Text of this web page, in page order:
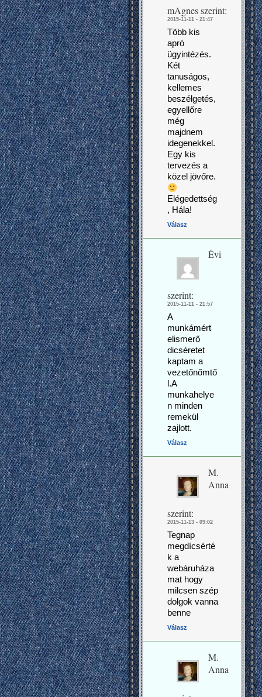
mAgnes szerint:
2015-11-11 - 21:47
Több kis
apró
ügyintézés.
Két
tanuságos,
kellemes
beszélgetés,
egyellőre
még
majdnem
idegenekkel.
Egy kis
tervezés a
közel jövőre.
Elégedettség
, Hála!
Válasz
Évi
szerint:
2015-11-11 - 21:57
A
munkámért
elismerő
dicséretet
kaptam a
vezetőnőmtő
l.A
munkahelye
n minden
remekül
zajlott.
Válasz
M.
Anna
szerint:
2015-11-13 - 09:02
Tegnap
megdícsérté
k a
webáruháza
mat hogy
milcsen szép
dolgok vanna
benne
Válasz
M.
Anna